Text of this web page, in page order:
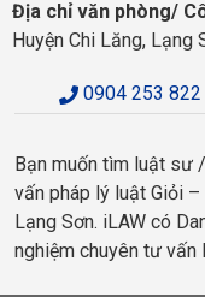
Địa chỉ văn phòng/
Huyện Chi Lăng, Lạng
0904 253 822
Bạn muốn tìm luật sư
vấn pháp lý luật Giỏi
Lạng Sơn. iLAW có
nghiệm chuyên tư